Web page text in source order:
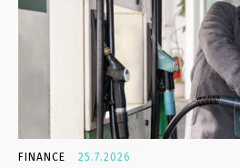
FINANCE 25.7.2026